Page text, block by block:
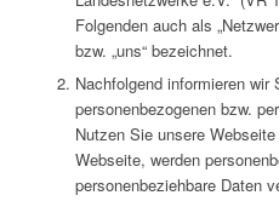
Folgenden auch als
bzw. „uns“ bezeichnet.
Nachfolgend informieren
personenbezogenen bzw.
Nutzen Sie unsere
Webseite, werden
personenbeziehbare Daten